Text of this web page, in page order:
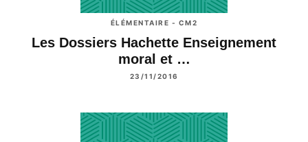
ÉLÉMENTAIRE - CM2
Les Dossiers Hachette Enseignement
moral et …
23/11/2016